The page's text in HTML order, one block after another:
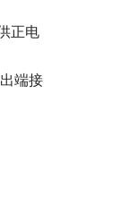
正电
端接